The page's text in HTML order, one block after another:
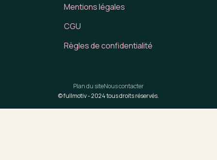
Mentions légales
CGU
Règles de confidentialité
© fullmotiv -2024tous droits réservés.
Plan du siteNous contacter